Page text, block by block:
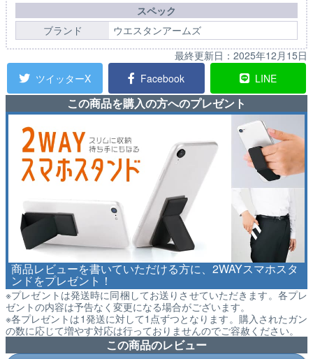
スペック
ブランド
ウエスタンアームズ
最終更新日： 2025年12月15日
ツイッターX
Facebook LINE
この商品を購入の方へのプレゼント
商品レビューを書いていただける方に、2WAYスマホスタ
ンドをプレゼント！
※プレゼントは発送時に同梱してお送りさせていただきます。各プレ
ゼントの内容は予告なく変更になる場合がございます。
※各プレゼントは1発送に対して1点ずつとなります。購入されたガン
の数に応じて増やす対応は行っておりませんのでご容赦ください。
この商品のレビュー